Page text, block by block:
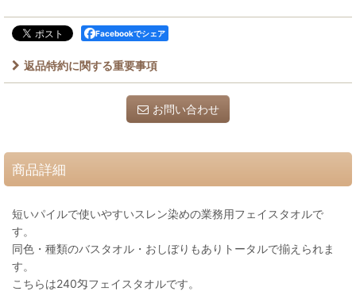
Facebookでシェア
返品特約に関する重要事項
お問い合わせ
商品詳細
短いパイルで使いやすいスレン染めの業務用フェイスタオルで
す。
同色・種類のバスタオル・おしぼりもありトータルで揃えられま
す。
こちらは240匁フェイスタオルです。